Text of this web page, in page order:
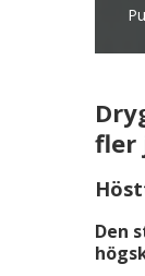
fler
Den